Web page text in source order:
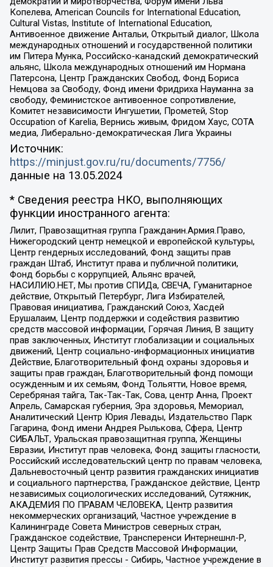
Копелева, American Councils for International Education,
Cultural Vistas, Institute of International Education,
Антивоенное движение Антальи, Открытый диалог, Школа
международных отношений и государственной политики
им Питера Мунка, Российско-канадский демократический
альянс, Школа международных отношений им Нормана
Патерсона, Центр Гражданских Свобод, Фонд Бориса
Немцова за Свободу, Фонд имени Фридриха Науманна за
свободу, Феминистское антивоенное сопротивление,
Комитет независимости Ингушетии, Прометей, Stop
Occupation of Karelia, Вернись живым, Фридом Хаус, СОТА
медиа, Либерально-демократическая Лига Украины
Источник:
https://minjust.gov.ru/ru/documents/7756/
данные на 13.05.2024
* Сведения реестра НКО, выполняющих
функции иностранного агента:
Лилит, Правозащитная группа Гражданин.Армия.Право,
Нижегородский центр немецкой и европейской культуры,
Центр гендерных исследований, Фонд защиты прав
граждан Штаб, Институт права и публичной политики,
Фонд борьбы с коррупцией, Альянс врачей,
НАСИЛИЮ.НЕТ, Мы против СПИДа, СВЕЧА, Гуманитарное
действие, Открытый Петербург, Лига Избирателей,
Правовая инициатива, Гражданский Союз, Хасдей
Ерушалаим, Центр поддержки и содействия развитию
средств массовой информации, Горячая Линия, В защиту
прав заключенных, Институт глобализации и социальных
движений, Центр социально-информационных инициатив
Действие, Благотворительный фонд охраны здоровья и
защиты прав граждан, Благотворительный фонд помощи
осужденным и их семьям, Фонд Тольятти, Новое время,
Серебряная тайга, Так-Так-Так, Сова, центр Анна, Проект
Апрель, Самарская губерния, Эра здоровья, Мемориал,
Аналитический Центр Юрия Левады, Издательство Парк
Гагарина, Фонд имени Андрея Рылькова, Сфера, Центр
СИБАЛЬТ, Уральская правозащитная группа, Женщины
Евразии, Институт прав человека, Фонд защиты гласности,
Российский исследовательский центр по правам человека,
Дальневосточный центр развития гражданских инициатив
и социального партнерства, Гражданское действие, Центр
независимых социологических исследований, Сутяжник,
АКАДЕМИЯ ПО ПРАВАМ ЧЕЛОВЕКА, Центр развития
некоммерческих организаций, Частное учреждение в
Калининграде Совета Министров северных стран,
Гражданское содействие, Трансперенси Интернешнл-Р,
Центр Защиты Прав Средств Массовой Информации,
Институт развития прессы - Сибирь, Частное учреждение в